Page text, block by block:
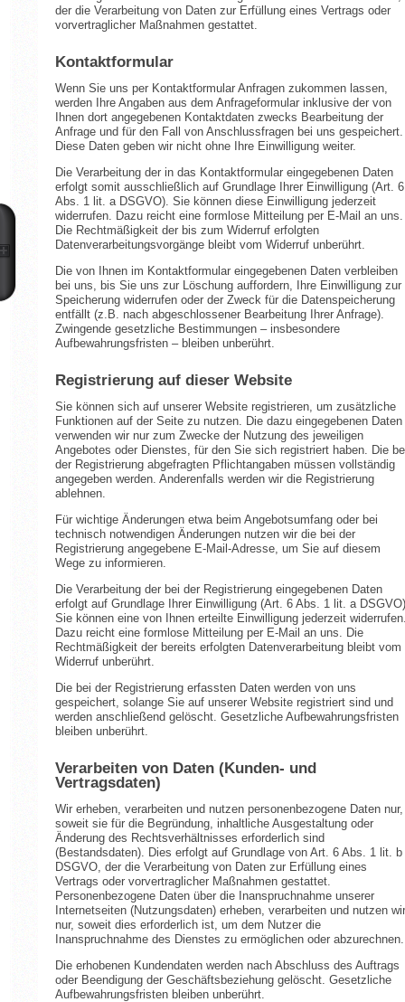
der die Verarbeitung von Daten zur Erfüllung eines Vertrags oder
vorvertraglicher Maßnahmen gestattet.
Kontaktformular
Wenn Sie uns per Kontaktformular Anfragen zukommen lassen,
werden Ihre Angaben aus dem Anfrageformular inklusive der von
Ihnen dort angegebenen Kontaktdaten zwecks Bearbeitung der
Anfrage und für den Fall von Anschlussfragen bei uns gespeichert.
Diese Daten geben wir nicht ohne Ihre Einwilligung weiter.
Die Verarbeitung der in das Kontaktformular eingegebenen Daten
erfolgt somit ausschließlich auf Grundlage Ihrer Einwilligung (Art. 6
Abs. 1 lit. a DSGVO). Sie können diese Einwilligung jederzeit
widerrufen. Dazu reicht eine formlose Mitteilung per E-Mail an uns.
Die Rechtmäßigkeit der bis zum Widerruf erfolgten
Datenverarbeitungsvorgänge bleibt vom Widerruf unberührt.
Die von Ihnen im Kontaktformular eingegebenen Daten verbleiben
bei uns, bis Sie uns zur Löschung auffordern, Ihre Einwilligung zur
Speicherung widerrufen oder der Zweck für die Datenspeicherung
entfällt (z.B. nach abgeschlossener Bearbeitung Ihrer Anfrage).
Zwingende gesetzliche Bestimmungen – insbesondere
Aufbewahrungsfristen – bleiben unberührt.
Registrierung auf dieser Website
Sie können sich auf unserer Website registrieren, um zusätzliche
Funktionen auf der Seite zu nutzen. Die dazu eingegebenen Daten
verwenden wir nur zum Zwecke der Nutzung des jeweiligen
Angebotes oder Dienstes, für den Sie sich registriert haben. Die
der Registrierung abgefragten Pflichtangaben müssen vollständig
angegeben werden. Anderenfalls werden wir die Registrierung
ablehnen.
Für wichtige Änderungen etwa beim Angebotsumfang oder bei
technisch notwendigen Änderungen nutzen wir die bei der
Registrierung angegebene E-Mail-Adresse, um Sie auf diesem
Wege zu informieren.
Die Verarbeitung der bei der Registrierung eingegebenen Daten
erfolgt auf Grundlage Ihrer Einwilligung (Art. 6 Abs. 1 lit. a
Sie können eine von Ihnen erteilte Einwilligung jederzeit
Dazu reicht eine formlose Mitteilung per E-Mail an uns. Die
Rechtmäßigkeit der bereits erfolgten Datenverarbeitung bleibt vom
Widerruf unberührt.
Die bei der Registrierung erfassten Daten werden von uns
gespeichert, solange Sie auf unserer Website registriert sind und
werden anschließend gelöscht. Gesetzliche Aufbewahrungsfristen
bleiben unberührt.
Verarbeiten von Daten (Kunden- und
Vertragsdaten)
Wir erheben, verarbeiten und nutzen personenbezogene Daten nur,
soweit sie für die Begründung, inhaltliche Ausgestaltung oder
Änderung des Rechtsverhältnisses erforderlich sind
(Bestandsdaten). Dies erfolgt auf Grundlage von Art. 6 Abs. 1 lit. b
DSGVO, der die Verarbeitung von Daten zur Erfüllung eines
Vertrags oder vorvertraglicher Maßnahmen gestattet.
Personenbezogene Daten über die Inanspruchnahme unserer
Internetseiten (Nutzungsdaten) erheben, verarbeiten und nutzen wir
nur, soweit dies erforderlich ist, um dem Nutzer die
Inanspruchnahme des Dienstes zu ermöglichen oder abzurechnen.
Die erhobenen Kundendaten werden nach Abschluss des Auftrags
oder Beendigung der Geschäftsbeziehung gelöscht. Gesetzliche
Aufbewahrungsfristen bleiben unberührt.